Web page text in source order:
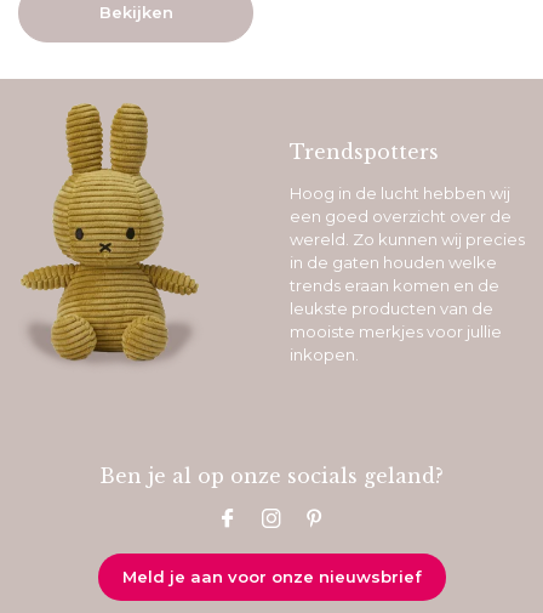
Bekijken
Trendspotters
Hoog in de lucht hebben wij
een goed overzicht over de
wereld. Zo kunnen wij precies
in de gaten houden welke
trends eraan komen en de
leukste producten van de
mooiste merkjes voor jullie
inkopen.
Ben je al op onze socials geland?
Meld je aan voor onze nieuwsbrief